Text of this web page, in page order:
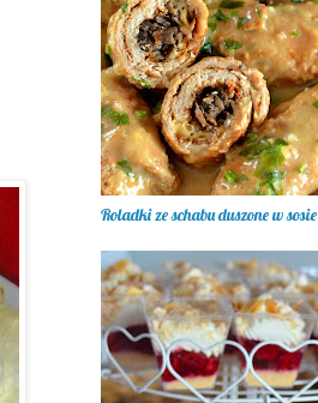
Roladki ze schabu duszone w sosie